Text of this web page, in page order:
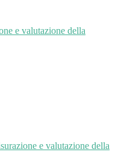
e valutazione della
e valutazione della